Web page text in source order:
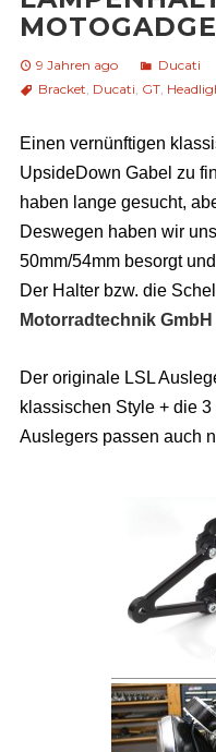
9 Jahren ago
Ducati
Bracket, Ducati, GT,
Einen vernünftigen
UpsideDown Gabel zu
haben lange gesucht,
Deswegen haben wir
50mm/54mm besorgt
Der Halter bzw. die
Motorradtechnik GmbH
Der originale LSL
klassischen Style + die
Auslegers passen auch